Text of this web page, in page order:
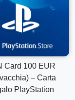
più giochi?
utilizzati su più
DLC e add-on.
Card 100 EUR
– Carta
PlayStation